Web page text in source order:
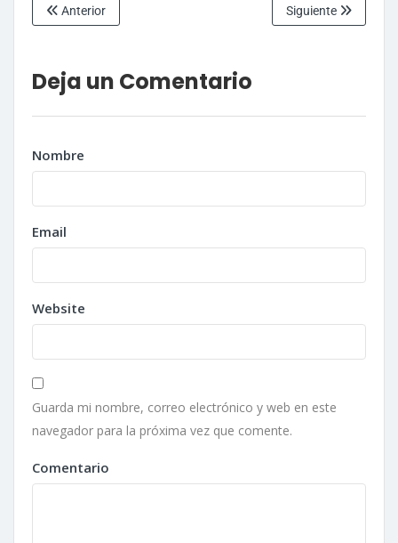
Anterior Siguiente
Deja un Comentario
Nombre
Email
Website
Guarda mi nombre, correo electrónico y web en este
navegador para la próxima vez que comente.
Comentario